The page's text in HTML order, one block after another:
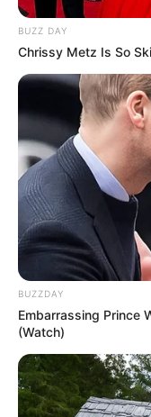
A
Agentes de
OsAgentes
Endemias de todo o
de insalubridade,
digam que não ou
VEJA TAMBÉM:
incentivo .
verificação do repasse.
+Live da CONACS: O
Piso
BUZZ DAY
Chrissy Metz Is So
BUZZDAY
Embarrassing Prince
(Watch)